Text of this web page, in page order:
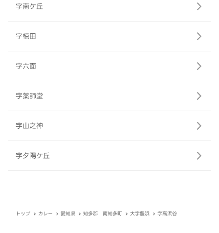
字南ケ丘
字椋田
字六面
字薬師堂
字山之神
字夕陽ケ丘
トップ カレー 愛知県 知多郡 南知多町 大字豊浜 字高浜谷